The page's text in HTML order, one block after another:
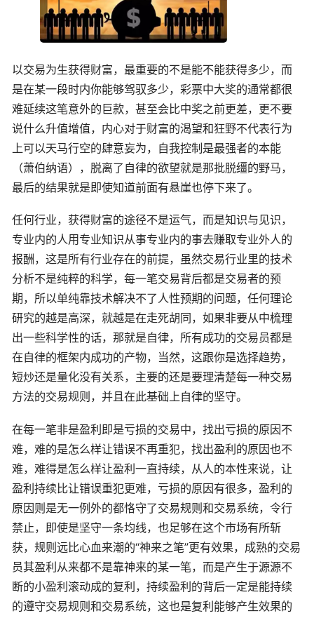
以交易为生获得财富，最重要的不是能不能获得多少，而
是在某一段时内你能够驾驭多少，彩票中大奖的通常都很
难延续这笔意外的巨款，甚至会比中奖之前更差，更不要
说什么升值增值，内心对于财富的渴望和狂野不代表行为
上可以天马行空的肆意妄为，自我控制是最强者的本能
（萧伯纳语），脱离了自律的欲望就是那批脱缰的野马，
最后的结果就是即使知道前面有悬崖也停下来了。
任何行业，获得财富的途径不是运气，而是知识与见识，
专业内的人用专业知识从事专业内的事去赚取专业外人的
报酬，这是所有行业存在的前提，虽然交易行业里的技术
分析不是纯粹的科学，每一笔交易背后都是交易者的预
期，所以单纯靠技术解决不了人性预期的问题，任何理论
研究的越是高深，就越是在走死胡同，如果非要从中梳理
出一些科学性的话，那就是自律，所有成功的交易员都是
在自律的框架内成功的产物，当然，这跟你是选择趋势，
短炒还是量化没有关系，主要的还是要理清楚每一种交易
方法的交易规则，并且在此基础上自律的坚守。
在每一笔非是盈利即是亏损的交易中，找出亏损的原因不
难，难的是怎么样让错误不再重犯，找出盈利的原因也不
难，难得是怎么样让盈利一直持续，从人的本性来说，让
盈利持续比让错误重犯更难，亏损的原因有很多，盈利的
原因则是无一例外的都恪守了交易规则和交易系统，令行
禁止，即使是坚守一条均线，也足够在这个市场有所斩
获，规则远比心血来潮的“神来之笔”更有效果，成熟的交易
员其盈利从来都不是靠神来的某一笔，而是产生于源源不
断的小盈利滚动成的复利，持续盈利的背后一定是能持续
的遵守交易规则和交易系统，这也是复利能够产生效果的